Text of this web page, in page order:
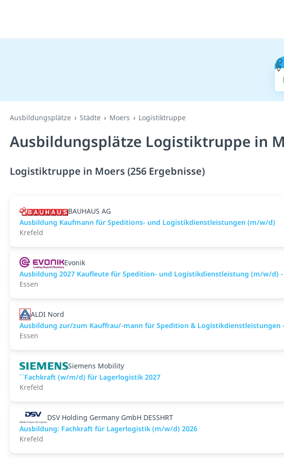
Ausbildungsplätze Städte Moers Logistiktruppe
Ausbildungsplätze Logistiktruppe in
Logistiktruppe in Moers (256 Ergebnisse)
BAUHAUS AG
Ausbildung Kaufmann für Speditions- und Logistikdienstleistungen (m/w/d)
Krefeld
Evonik
Ausbildung 2027 Kaufleute für Spedition- und Logistikdienstleistung (m/w/d) -
Essen
ALDI Nord
Ausbildung zur/zum Kauffrau/-mann für Spedition &
Essen
Siemens Mobility
´´Fachkraft (w/m/d) für Lagerlogistik 2027
Krefeld
DSV Holding Germany GmbH DESSHRT
Ausbildung: Fachkraft für Lagerlogistik (m/w/d) 2026
Krefeld